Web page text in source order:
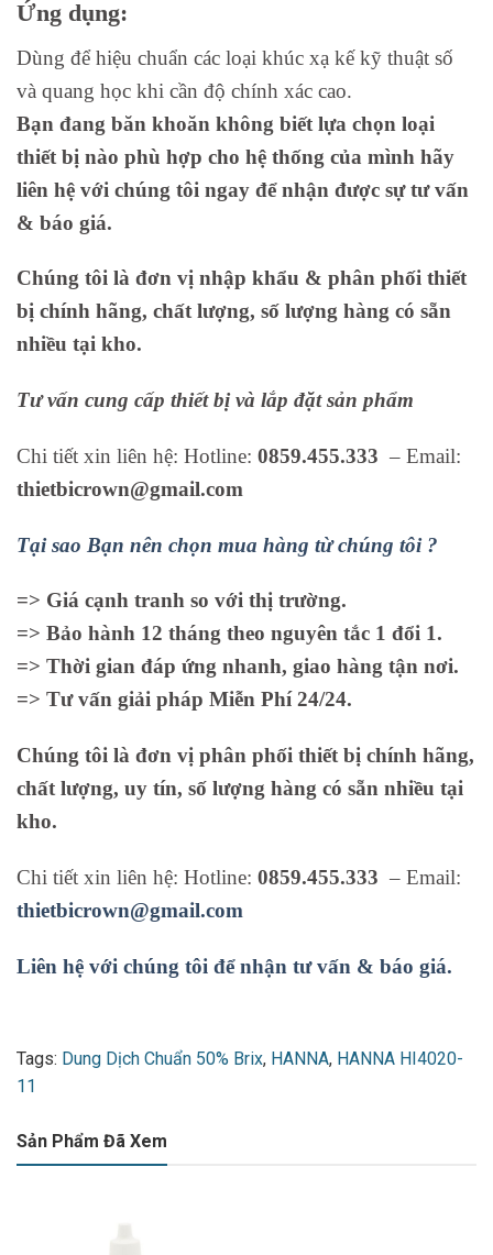
Ứng dụng:
Dùng để hiệu chuẩn các loại khúc xạ kế kỹ thuật số
và quang học khi cần độ chính xác cao.
Bạn đang băn khoăn không biết lựa chọn loại
thiết bị nào phù hợp cho hệ thống của mình hãy
liên hệ với chúng tôi ngay để nhận được sự tư vấn
& báo giá.
Chúng tôi là đơn vị nhập khẩu & phân phối thiết
bị chính hãng, chất lượng, số lượng hàng có sẵn
nhiều tại kho.
Tư vấn cung cấp thiết bị và lắp đặt sản phẩm
Chi tiết xin liên hệ: Hotline: 0859.455.333 – Email:
thietbicrown@gmail.com
Tại sao Bạn nên chọn mua hàng từ chúng tôi ?
=> Giá cạnh tranh so với thị trường.
=> Bảo hành 12 tháng theo nguyên tắc 1 đổi 1.
=> Thời gian đáp ứng nhanh, giao hàng tận nơi.
=> Tư vấn giải pháp Miễn Phí 24/24.
Chúng tôi là đơn vị phân phối thiết bị chính hãng,
chất lượng, uy tín, số lượng hàng có sẵn nhiều tại
kho.
Chi tiết xin liên hệ: Hotline: 0859.455.333 – Email:
thietbicrown@gmail.com
Liên hệ với chúng tôi để nhận tư vấn & báo giá.
Tags: Dung Dịch Chuẩn 50% Brix, HANNA, HANNA HI4020-
11
Sản Phẩm Đã Xem